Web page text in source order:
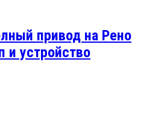
привод на Рено
и устройство